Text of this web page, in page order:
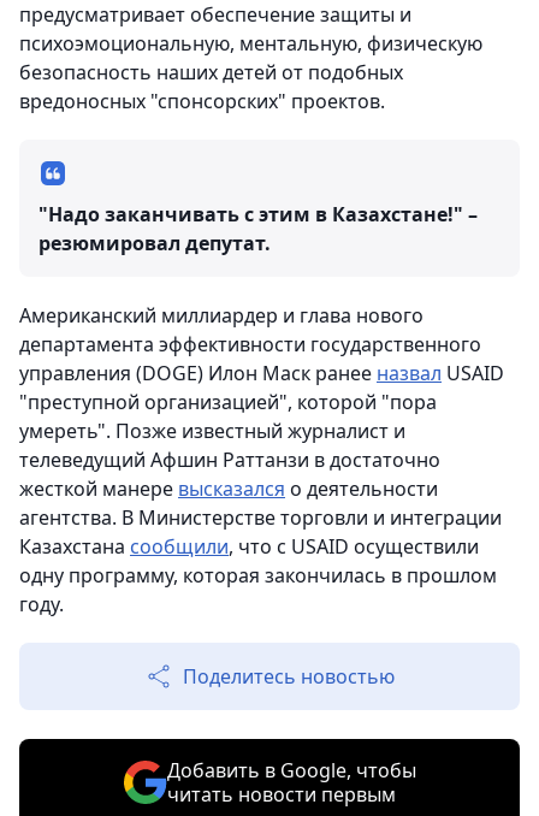
предусматривает обеспечение защиты и
психоэмоциональную, ментальную, физическую
безопасность наших детей от подобных
вредоносных "спонсорских" проектов.
"Надо заканчивать с этим в Казахстане!" –
резюмировал депутат.
Американский миллиардер и глава нового
департамента эффективности государственного
управления (DOGE) Илон Маск ранее назвал USAID
"преступной организацией", которой "пора
умереть". Позже известный журналист и
телеведущий Афшин Раттанзи в достаточно
жесткой манере высказался о деятельности
агентства. В Министерстве торговли и интеграции
Казахстана сообщили, что с USAID осуществили
одну программу, которая закончилась в прошлом
году.
Поделитесь новостью
Добавить в Google, чтобы
читать новости первым